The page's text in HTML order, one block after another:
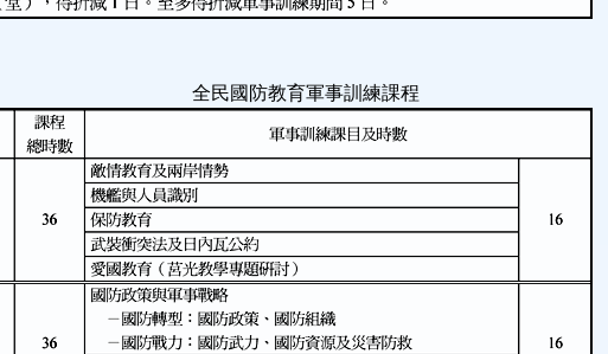
防教育軍事訓練課程